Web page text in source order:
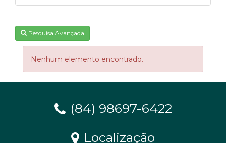
Pesquisa Avançada
Nenhum elemento encontrado.
(84) 98697-6422
Localização